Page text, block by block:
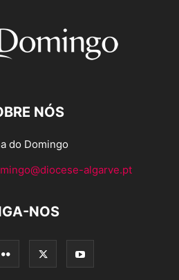
NÓS
do Domingo
algarve.pt
NOS